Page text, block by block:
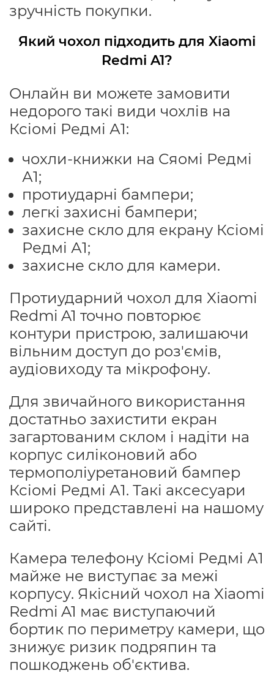
зручність покупки.
Який чохол підходить для Xiaomi
Redmi A1?
Онлайн ви можете замовити
недорого такі види чохлів на
Ксіомі Редмі А1:
чохли-книжки на Сяомі Редмі
А1;
протиударні бампери;
легкі захисні бампери;
захисне скло для екрану Ксіомі
Редмі А1;
захисне скло для камери.
Протиударний чохол для Xiaomi
Redmi A1 точно повторює
контури пристрою, залишаючи
вільним доступ до роз'ємів,
аудіовиходу та мікрофону.
Для звичайного використання
достатньо захистити екран
загартованим склом і надіти на
корпус силіконовий або
термополіуретановий бампер
Ксіомі Редмі А1. Такі аксесуари
широко представлені на нашому
сайті.
Камера телефону Ксіомі Редмі А1
майже не виступає за межі
корпусу. Якісний чохол на Xiaomi
Redmi A1 має виступаючий
бортик по периметру камери, що
знижує ризик подряпин та
пошкоджень об'єктива.